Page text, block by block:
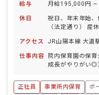
給与 月給195,000円 ~
休日
祝日、年末年始
（法定通り） 産
日（週1日または
与）
アクセス JR山陽本線 大道
仕事内容
院内保育園の保
成長がやりがい◎
食事・睡眠・排泄
・集団生活を通じ
正社員 事業所内保育
ボ